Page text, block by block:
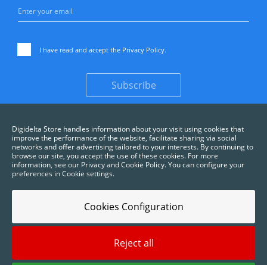
I have read and accept the Privacy Policy.
Subscribe
2025 © Digidelta Store - Think Green. All rights reserved.
Digidelta Store handles information about your visit using cookies that
improve the performance of the website, facilitate sharing via social
networks and offer advertising tailored to your interests. By continuing to
browse our site, you accept the use of these cookies. For more
information, see our Privacy and Cookie Policy. You can configure your
preferences in Cookie settings.
Cookies Configuration
Reject all